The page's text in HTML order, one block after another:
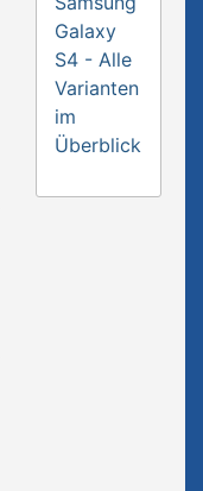
Galaxy
S4 - Alle
Varianten
im
Überblick